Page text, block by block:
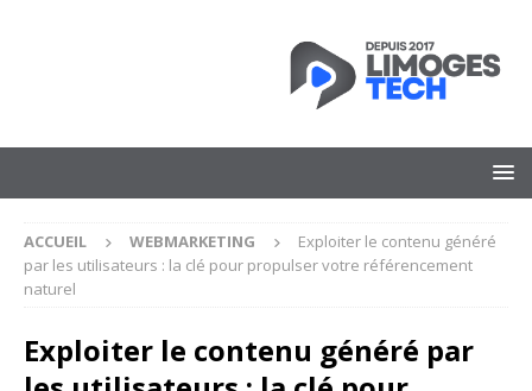
ACCUEIL WEBMARKETING
Exploiter le contenu généré
par les utilisateurs : la clé pour propulser votre référencement
naturel
Exploiter le contenu généré par